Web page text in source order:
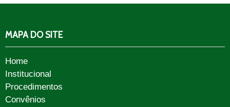
MAPA DO SITE
Home
Institucional
Procedimentos
Convênios